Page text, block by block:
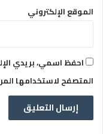
الموقع الإلكتروني
احفظ اسمي، بريدي
المتصفح لاستخدامها